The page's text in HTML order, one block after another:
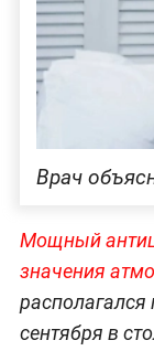
Врач
Мощный
значения
сентября в